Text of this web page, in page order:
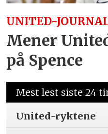
UNITED-
Mener
på Spence
Mest lest siste 24
United-ryktene